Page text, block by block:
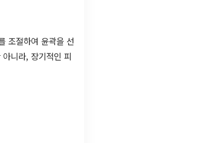
조절하여 윤곽을 선
니라, 장기적인 피